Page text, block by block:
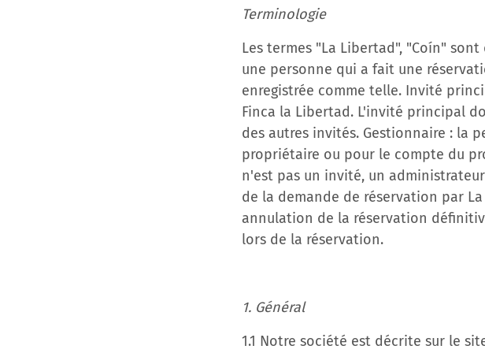
Terminologie
Les termes "La Libertad", "Coín"
une personne qui a fait une
enregistrée comme telle. Invité
Finca la Libertad. L'invité principal
des autres invités. Gestionnaire : la
propriétaire ou pour le compte du
n'est pas un invité, un
de la demande de réservation par
annulation de la réservation
lors de la réservation.
1. Général
1.1 Notre société est décrite sur le